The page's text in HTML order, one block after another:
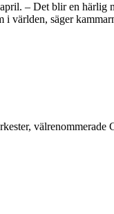
– Det blir en
världen, säger
välrenommerade